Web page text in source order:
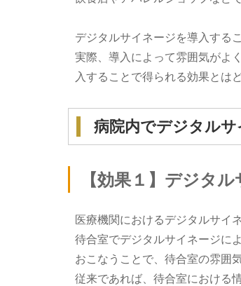
デジタルサイネージを導入する
実際、導入によって雰囲気がよ
入することで得られる効果とは
病院内でデジタル
【効果１】デジタ
医療機関におけるデジタルサイ
待合室でデジタルサイネージに
おこなうことで、待合室の雰囲
従来であれば、待合室における